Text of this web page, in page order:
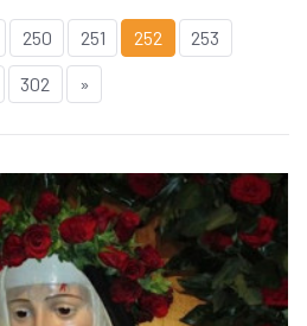
250 251 252 253
302 »